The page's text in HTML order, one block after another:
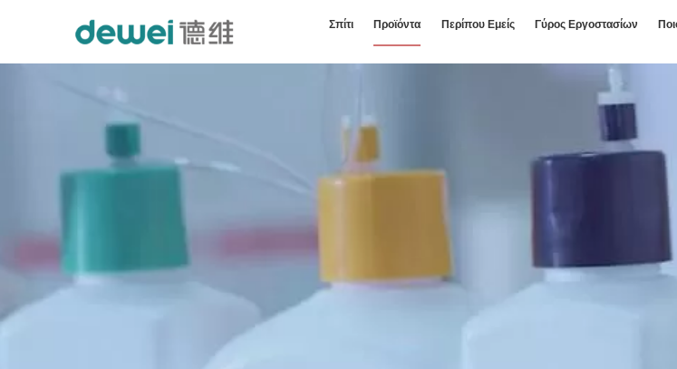
Σπίτι Προϊόντα Περίπου Εμείς Γύρος Εργοστασίων